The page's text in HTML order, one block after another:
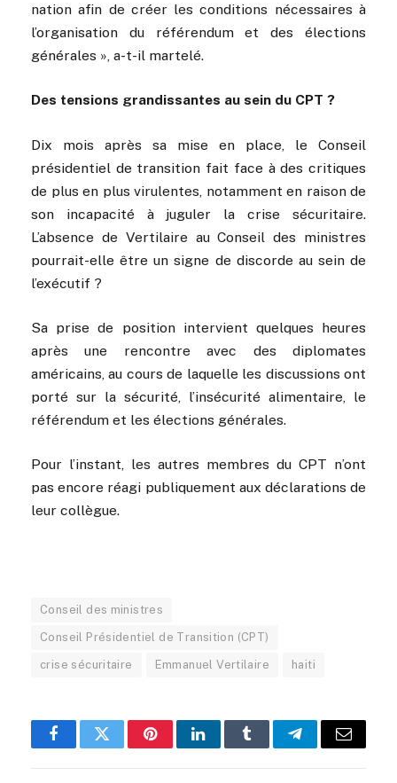
nation afin de créer les conditions nécessaires à
l’organisation du référendum et des élections
générales », a-t-il martelé.
Des tensions grandissantes au sein du CPT ?
Dix mois après sa mise en place, le Conseil
présidentiel de transition fait face à des critiques
de plus en plus virulentes, notamment en raison de
son incapacité à juguler la crise sécuritaire.
L’absence de Vertilaire au Conseil des ministres
pourrait-elle être un signe de discorde au sein de
l’exécutif ?
Sa prise de position intervient quelques heures
après une rencontre avec des diplomates
américains, au cours de laquelle les discussions ont
porté sur la sécurité, l’insécurité alimentaire, le
référendum et les élections générales.
Pour l’instant, les autres membres du CPT n’ont
pas encore réagi publiquement aux déclarations de
leur collègue.
Conseil des ministres
Conseil Présidentiel de Transition (CPT)
crise sécuritaire Emmanuel Vertilaire haiti
FacebookTwitterPinterestLinkedInTumblrTelegramEmail